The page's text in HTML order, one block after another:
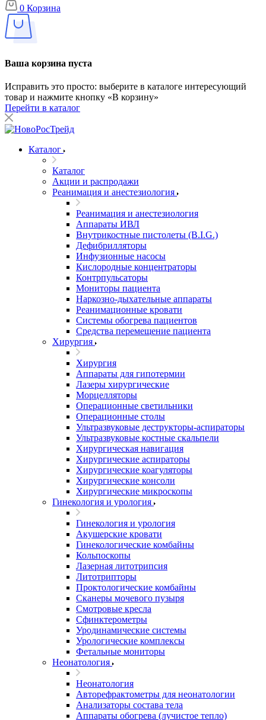
0 Корзина
Ваша корзина пуста
Исправить это просто: выберите в каталоге интересующий
товар и нажмите кнопку «В корзину»
Перейти в каталог
Каталог
Каталог
Акции и распродажи
Реанимация и анестезиология
Реанимация и анестезиология
Аппараты ИВЛ
Внутрикостные пистолеты (B.I.G.)
Дефибрилляторы
Инфузионные насосы
Кислородные концентраторы
Контрпульсаторы
Мониторы пациента
Наркозно-дыхательные аппараты
Реанимационные кровати
Системы обогрева пациентов
Средства перемещение пациента
Хирургия
Хирургия
Аппараты для гипотермии
Лазеры хирургические
Морцелляторы
Операционные светильники
Операционные столы
Ультразвуковые деструкторы-аспираторы
Ультразвуковые костные скальпели
Хирургическая навигация
Хирургические аспираторы
Хирургические коагуляторы
Хирургические консоли
Хирургические микроскопы
Гинекология и урология
Гинекология и урология
Акушерские кровати
Гинекологические комбайны
Кольпоскопы
Лазерная литотрипсия
Литотрипторы
Проктологические комбайны
Сканеры мочевого пузыря
Смотровые кресла
Сфинктерометры
Уродинамические системы
Урологические комплексы
Фетальные мониторы
Неонатология
Неонатология
Авторефрактометры для неонатологии
Анализаторы состава тела
Аппараты обогрева (лучистое тепло)